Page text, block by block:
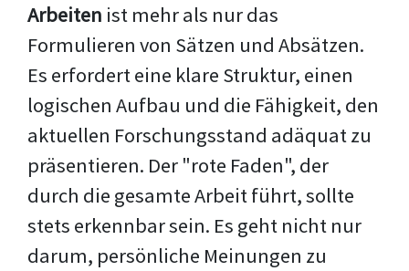
Arbeiten ist mehr als nur das
Formulieren von Sätzen und Absätzen.
Es erfordert eine klare Struktur, einen
logischen Aufbau und die Fähigkeit, den
aktuellen Forschungsstand adäquat zu
präsentieren. Der "rote Faden", der
durch die gesamte Arbeit führt, sollte
stets erkennbar sein. Es geht nicht nur
darum, persönliche Meinungen zu